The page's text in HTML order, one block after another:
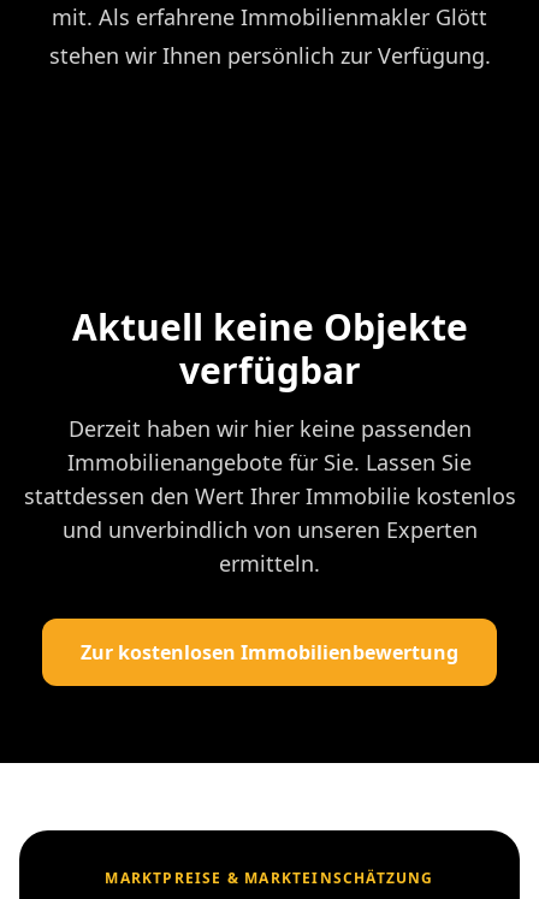
mit. Als erfahrene Immobilienmakler Glött
stehen wir Ihnen persönlich zur Verfügung.
Aktuell keine Objekte
verfügbar
Derzeit haben wir hier keine passenden
Immobilienangebote für Sie. Lassen Sie
stattdessen den Wert Ihrer Immobilie kostenlos
und unverbindlich von unseren Experten
ermitteln.
Zur kostenlosen Immobilienbewertung
MARKTPREISE & MARKTEINSCHÄTZUNG